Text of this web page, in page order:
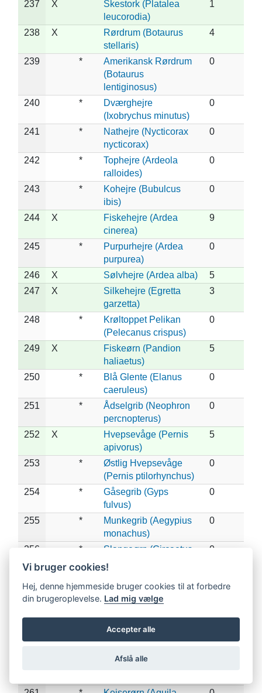
237 X
Skestork (Platalea
leucorodia)
1
238 X
Rørdrum (Botaurus
stellaris)
4
239 *
Amerikansk Rørdrum
(Botaurus
lentiginosus)
0
240 *
Dværghejre
(Ixobrychus minutus)
0
241 *
Nathejre (Nycticorax
nycticorax)
0
242 *
Tophejre (Ardeola
ralloides)
0
243 *
Kohejre (Bubulcus
ibis)
0
244 X
Fiskehejre (Ardea
cinerea)
9
245 *
Purpurhejre (Ardea
purpurea)
0
246 X Sølvhejre (Ardea alba)
5
247
X
Silkehejre (Egretta
garzetta)
3
248 *
Krøltoppet Pelikan
(Pelecanus crispus)
0
249 X
Fiskeørn (Pandion
haliaetus)
5
250 *
Blå Glente (Elanus
caeruleus)
0
251 *
Ådselgrib (Neophron
percnopterus)
0
252 X
Hvepsevåge (Pernis
apivorus)
5
253 *
Østlig Hvepsevåge
(Pernis ptilorhynchus)
0
254 *
Gåsegrib (Gyps
fulvus)
0
255 *
Munkegrib (Aegypius
monachus)
0
256 *
Slangeørn (Circaetus
gallicus)
0
(Clanga pomarina)
Stor Skrigeørn
(Clanga clanga)
Dværgørn (Hieraaetus
Steppeørn (Aquila
Vi bruger cookies!
Hej, denne hjemmeside bruger cookies til at forbedre
din brugeroplevelse. Lad mig vælge
Accepter alle
Afslå alle